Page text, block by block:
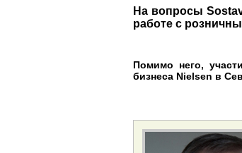
На вопросы
работе с
Помимо него,
бизнеса Nielsen в